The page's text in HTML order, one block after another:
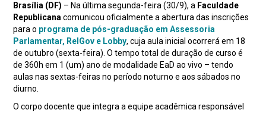
Brasília (DF) – Na última segunda-feira (30/9), a Faculdade
Republicana comunicou oficialmente a abertura das inscrições
para o programa de pós-graduação em Assessoria
Parlamentar, RelGov e Lobby, cuja aula inicial ocorrerá em 18
de outubro (sexta-feira). O tempo total de duração de curso é
de 360h em 1 (um) ano de modalidade EaD ao vivo – tendo
aulas nas sextas-feiras no período noturno e aos sábados no
diurno.
O corpo docente que integra a equipe acadêmica responsável